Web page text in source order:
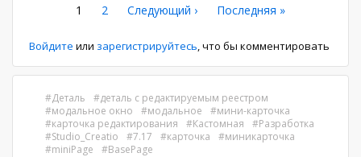
Нумерация
Текущая
1 Страница
2
Следующая
Следующий ›
Последняя
Последняя »
Войдите или зарегистрируйтесь , что бы комментировать
Деталь
деталь с редактируемым реестром
модальное окно
модальное
мини-карточка
карточка редактирования
Кастомная
Разработка
Studio_Creatio
7.17 карточка
миникарточка
miniPage
BasePage